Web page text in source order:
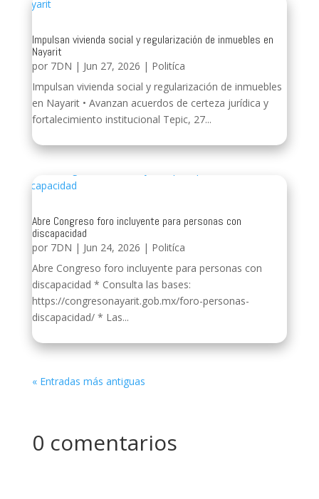
Impulsan vivienda social y regularización de inmuebles en
Nayarit
por 7DN | Jun 27, 2026 | Politíca
Impulsan vivienda social y regularización de inmuebles
en Nayarit • Avanzan acuerdos de certeza jurídica y
fortalecimiento institucional Tepic, 27...
Abre Congreso foro incluyente para personas con
discapacidad
por 7DN | Jun 24, 2026 | Politíca
Abre Congreso foro incluyente para personas con
discapacidad * Consulta las bases:
https://congresonayarit.gob.mx/foro-personas-
discapacidad/ * Las...
« Entradas más antiguas
0 comentarios